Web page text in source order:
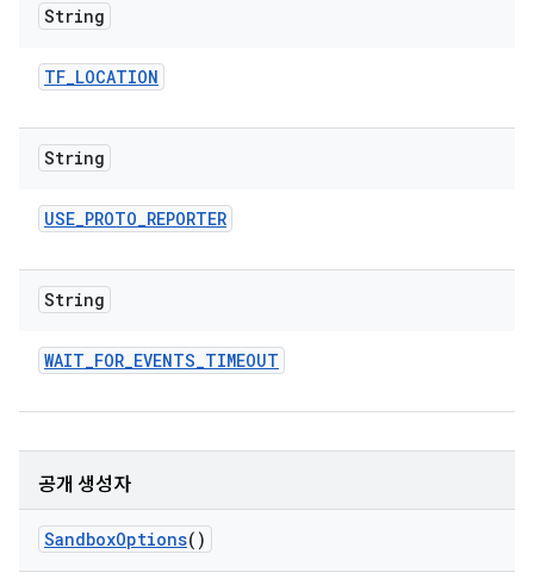
String
TF_LOCATION
String
USE_PROTO_REPORTER
String
WAIT_FOR_EVENTS_TIMEOUT
공개 생성자
SandboxOptions()